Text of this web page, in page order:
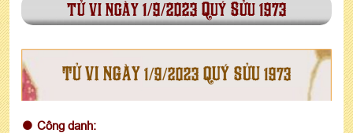
tử vi ngày 1/9/2023 Quý Sửu 1973
TỬ VI NGÀY 1/9/2023 QUÝ SỬU 1973
Công danh: